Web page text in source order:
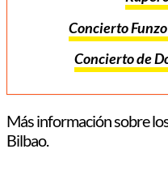
Concierto
Concierto de
Más información sobre
Bilbao.